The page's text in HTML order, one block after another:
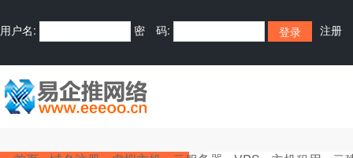
用户名: 密 码: 注册